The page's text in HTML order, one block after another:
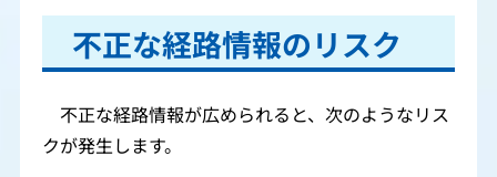
不正な経路情報のリスク
不正な経路情報が広められると、次のようなリス
クが発生します。